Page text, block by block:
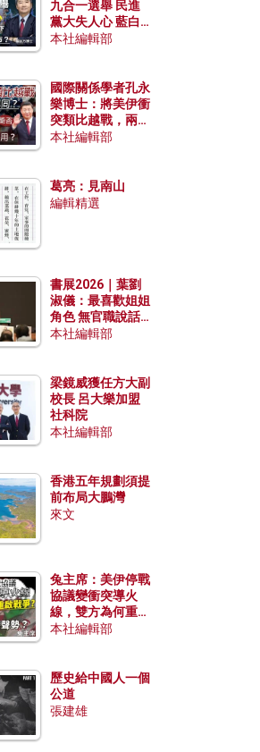
九合一選舉 民進
黨大失人心 藍白
合作有望拿下七成
本社編輯部
國際關係學者孔永
樂博士：將美伊衝
突類比越戰，兩者
有何異同？中國崛
本社編輯部
葛亮：見南山
編輯精選
書展2026｜葉劉
淑儀：最喜歡姐姐
角色 無官職說話
包袱少
本社編輯部
梁鏡威獲任方大副
校長 呂大樂加盟
社科院
本社編輯部
香港五年規劃須提
前布局大鵬灣
來文
兔主席：美伊停戰
協議變衝突導火
線，雙方為何重啟
戰爭？伊朗一早洞
本社編輯部
歷史給中國人一個
公道
張建雄